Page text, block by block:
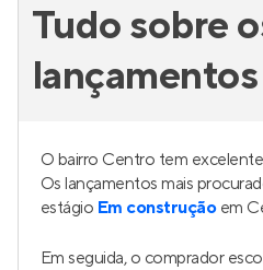
Tudo sobre
O bairro Centro tem
Os lançamentos mais
estágio Em construçãoem
Em seguida, o comprador